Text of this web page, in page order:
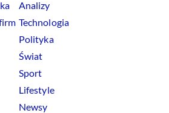
Analizy
Technologia
Polityka
Świat
Sport
Lifestyle
Newsy